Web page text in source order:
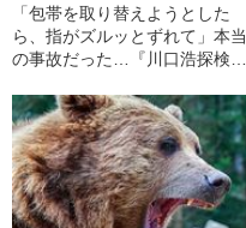
「包帯を取り替えようとした
ら、指がズルッとずれて」本当
の事故だった…『川口浩探検
影の裏側”